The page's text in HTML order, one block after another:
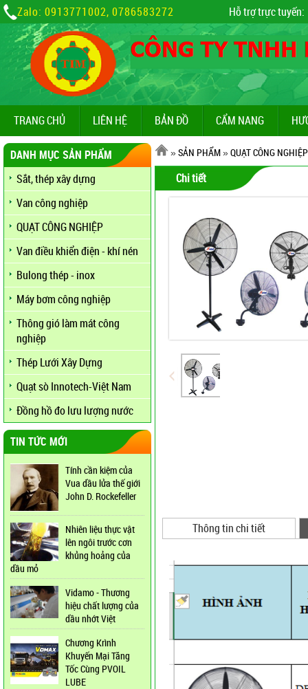
Zalo: 0913771002, 0786583272 Hỗ trợ trực tuyến:
TRANG CHỦ LIÊN HỆ BẢN ĐỒ CẨM NANG
DANH MỤC SẢN PHẨM
Sắt, thép xây dựng
Van công nghiệp
QUẠT CÔNG NGHIỆP
Van điều khiển điện - khí nén
Bulong thép - inox
Máy bơm công nghiệp
Thông gió làm mát công
nghiệp
Thép Lưới Xây Dựng
Quạt sò Innotech-Việt Nam
Đồng hồ đo lưu lượng nước
TIN TỨC MỚI
Tính cần kiệm của
Vua dầu lửa thế giới
John D. Rockefeller
Nhiên liệu thực vật
lên ngôi trước cơn
khủng hoảng của
dầu mỏ
Vidamo - Thương
hiệu chất lượng của
dầu nhớt Việt
Chương Krình
Khuyến Mại Tăng
Tốc Cùng PVOIL
LUBE
»SẢN PHẨM»QUẠT CÔNG NGHIỆP
Chi tiết
Thông tin chi tiết